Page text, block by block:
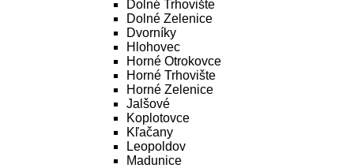
Dolné Trhovište
Dolné Zelenice
Dvorníky
Hlohovec
Horné Otrokovce
Horné Trhovište
Horné Zelenice
Jalšové
Koplotovce
Kľačany
Leopoldov
Madunice